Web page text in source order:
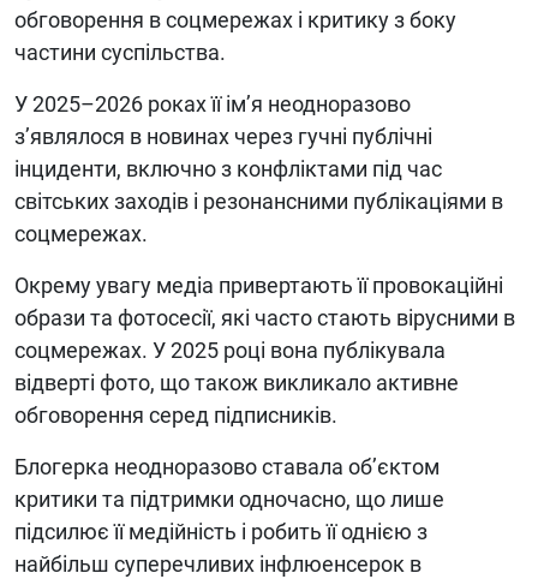
обговорення в соцмережах і критику з боку
частини суспільства.
У 2025–2026 роках її ім’я неодноразово
з’являлося в новинах через гучні публічні
інциденти, включно з конфліктами під час
світських заходів і резонансними публікаціями в
соцмережах.
Окрему увагу медіа привертають її провокаційні
образи та фотосесії, які часто стають вірусними в
соцмережах. У 2025 році вона публікувала
відверті фото, що також викликало активне
обговорення серед підписників.
Блогерка неодноразово ставала об’єктом
критики та підтримки одночасно, що лише
підсилює її медійність і робить її однією з
найбільш суперечливих інфлюенсерок в